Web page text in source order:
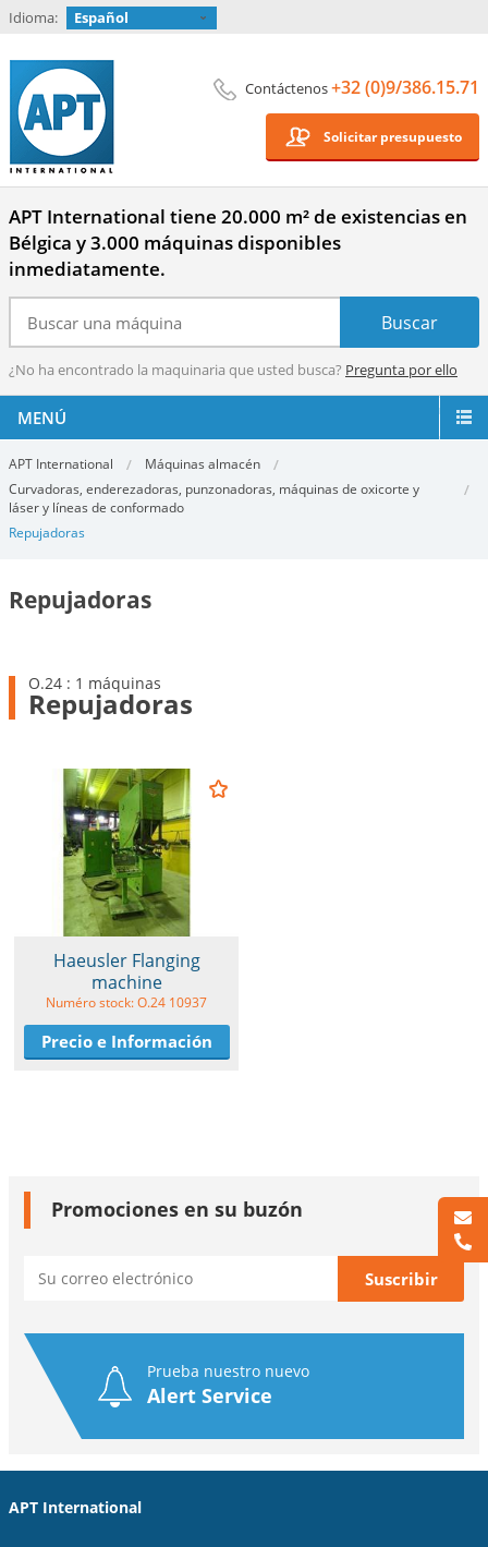
Idioma: Español
Contáctenos+32 (0)9/386.15.71
Solicitar presupuesto
APT International tiene 20.000 m² de existencias en
Bélgica y 3.000 máquinas disponibles
inmediatamente.
¿No ha encontrado la maquinaria que usted busca? Pregunta por ello
MENÚ
APT International
Máquinas almacén
Curvadoras, enderezadoras, punzonadoras, máquinas de oxicorte y
láser y líneas de conformado
Repujadoras
Repujadoras
O.24 : 1 máquinas
Repujadoras
Haeusler Flanging
machine
Numéro stock: O.24 10937
Precio e Información
Promociones en su buzón
Prueba nuestro nuevo
Alert Service
APT International